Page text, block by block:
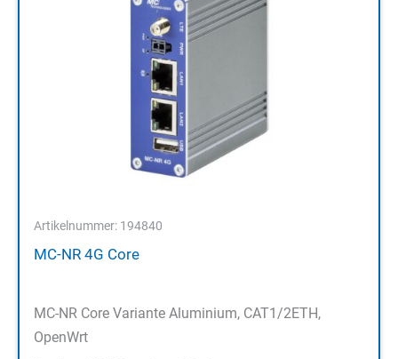
Artikelnummer: 194840
MC-NR 4G Core
MC-NR Core Variante Aluminium, CAT1/2ETH,
OpenWrt